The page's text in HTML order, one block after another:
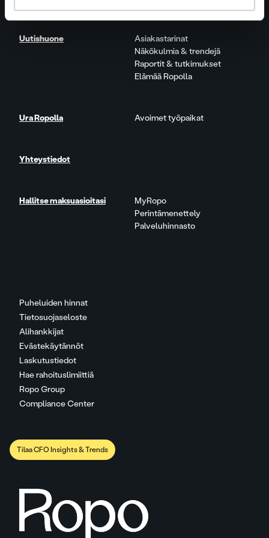
Puheluiden hinnat
Tietosuojaseloste
Alihankkijat
Evästekäytännöt
Laskutustiedot
Hae rahoituslimiittiä
Ropo Group
Compliance Center
Uutishuone
Asiakastarinat
Näkökulmia & trendejä
Raportit & tutkimukset
Elämää Ropolla
Ura Ropolla Avoimet työpaikat
Yhteystiedot
Hallitse maksuasioitasi
MyRopo
Perintämenettely
Palveluhinnasto
Tilaa CFO Insights & Trends